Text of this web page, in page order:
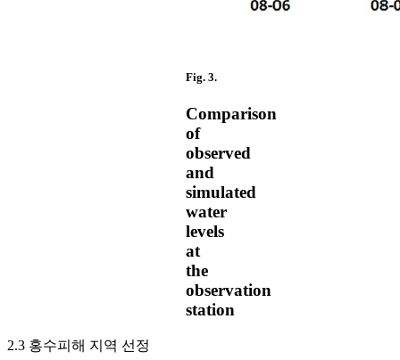
Fig. 3.
Comparison
of
observed
and
simulated
water
levels
at
the
observation
station
2.3 홍수피해 지역 선정